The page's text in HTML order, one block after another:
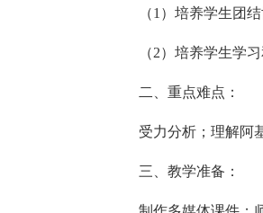
（1）培养学生团
（2）培养学生学
二、重点难点：
受力分析；理解阿
三、教学准备：